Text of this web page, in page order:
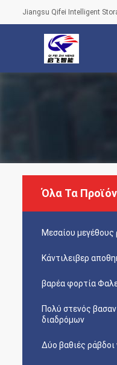
Jiangsu Qifei Intelligent
Όλα Τα
Μεσαίου μεγέθους
Κάντιλειβερ
βαρέα φορτία
Πολύ στενός
διαδρόμων
Δύο βαθιές ράβδοι